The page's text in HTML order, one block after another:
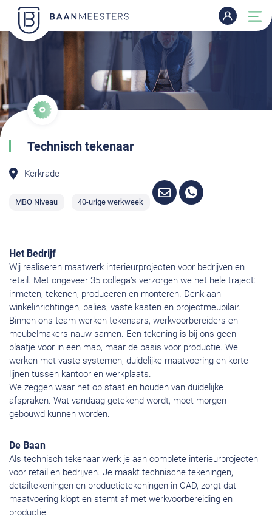
Technisch tekenaar
Kerkrade
MBO Niveau 40-urige werkweek
Het Bedrijf
Wij realiseren maatwerk interieurprojecten voor bedrijven en
retail. Met ongeveer 35 collega’s verzorgen we het hele traject:
inmeten, tekenen, produceren en monteren. Denk aan
winkelinrichtingen, balies, vaste kasten en projectmeubilair.
Binnen ons team werken tekenaars, werkvoorbereiders en
meubelmakers nauw samen. Een tekening is bij ons geen
plaatje voor in een map, maar de basis voor productie. We
werken met vaste systemen, duidelijke maatvoering en korte
lijnen tussen kantoor en werkplaats.
We zeggen waar het op staat en houden van duidelijke
afspraken. Wat vandaag getekend wordt, moet morgen
gebouwd kunnen worden.
De Baan
Als technisch tekenaar werk je aan complete interieurprojecten
voor retail en bedrijven. Je maakt technische tekeningen,
detailtekeningen en productietekeningen in CAD, zorgt dat
maatvoering klopt en stemt af met werkvoorbereiding en
productie.